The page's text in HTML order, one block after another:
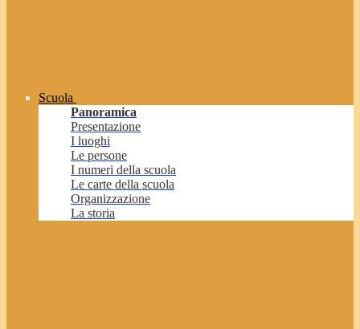
Scuola
Panoramica
Presentazione
I luoghi
Le persone
I numeri della scuola
Le carte della scuola
Organizzazione
La storia